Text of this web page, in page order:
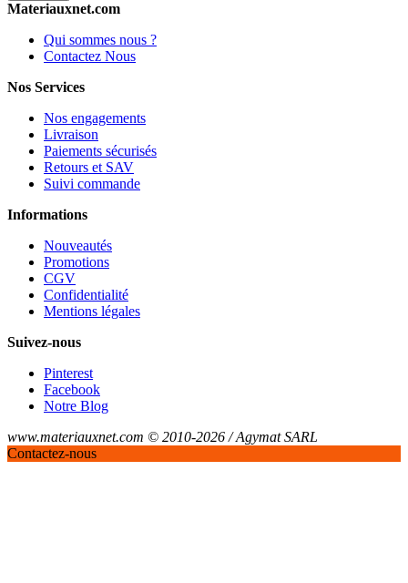
Materiauxnet.com
Qui sommes nous ?
Contactez Nous
Nos Services
Nos engagements
Livraison
Paiements sécurisés
Retours et SAV
Suivi commande
Informations
Nouveautés
Promotions
CGV
Confidentialité
Mentions légales
Suivez-nous
Pinterest
Facebook
Notre Blog
www.materiauxnet.com © 2010-2026 / Agymat SARL
Contactez-nous